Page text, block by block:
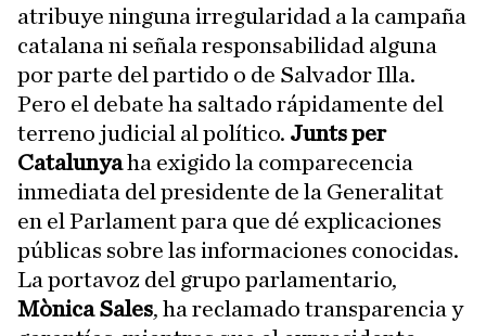
atribuye ninguna irregularidad a la campaña
catalana ni señala responsabilidad alguna
por parte del partido o de Salvador Illa.
Pero el debate ha saltado rápidamente del
terreno judicial al político. Junts per
Catalunyaha exigido la comparecencia
inmediata del presidente de la Generalitat
en el Parlament para que dé explicaciones
públicas sobre las informaciones conocidas.
La portavoz del grupo parlamentario,
Mònica Sales, ha reclamado transparencia y